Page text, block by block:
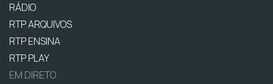
RÁDIO
RTP ARQUIVOS
RTP ENSINA
RTP PLAY
EM DIRETO